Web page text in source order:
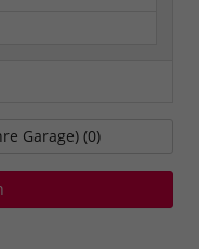
Garage) (0)